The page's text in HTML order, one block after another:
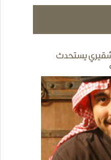
الشقيري يستحدث